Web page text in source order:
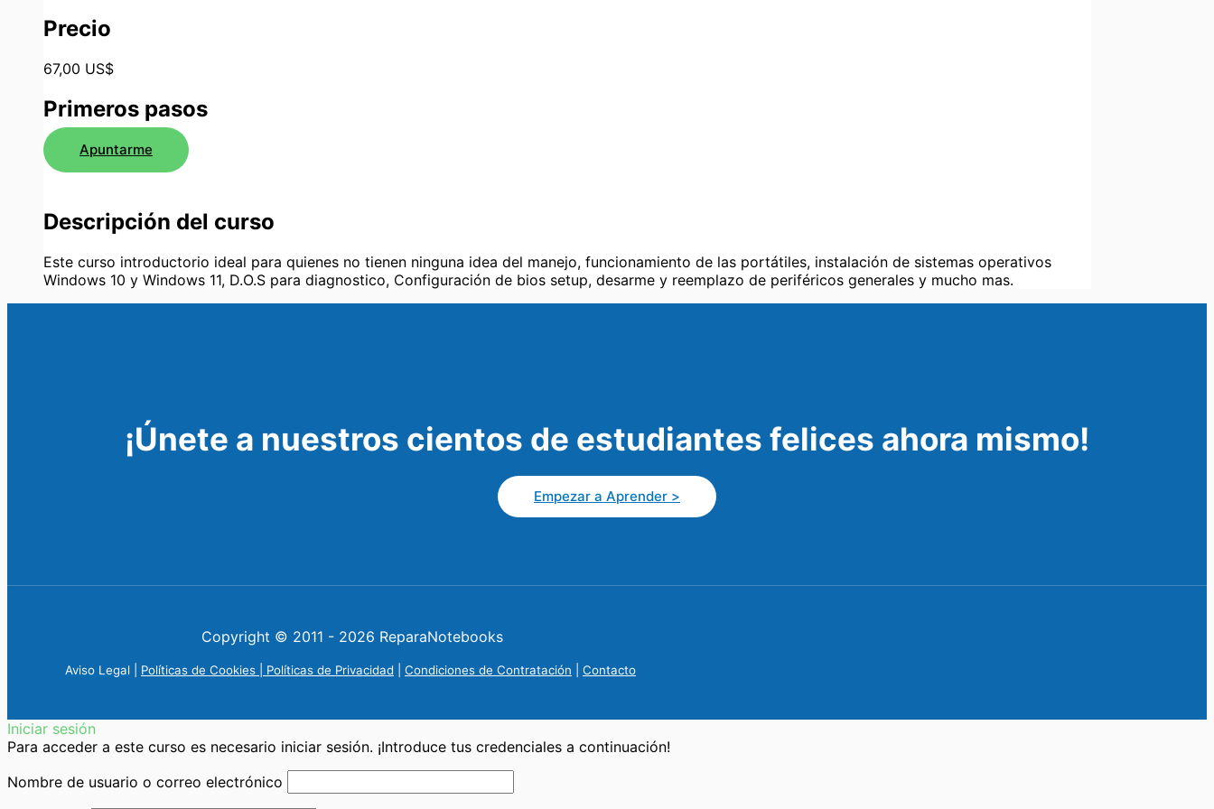
Precio
67,00 US$
Primeros pasos
Apuntarme
Descripción del curso
Este curso introductorio ideal para quienes no tienen ninguna idea del manejo, funcionamiento de las portátiles, instalación de sistemas operativos
Windows 10 y Windows 11, D.O.S para diagnostico, Configuración de bios setup, desarme y reemplazo de periféricos generales y mucho mas.
¡Únete a nuestros cientos de estudiantes felices ahora mismo!
Empezar a Aprender >
Copyright © 2011 - 2026 ReparaNotebooks
Aviso Legal Políticas de Cookies | Políticas de Privacidad Condiciones de Contratación Contacto
Iniciar sesión
Para acceder a este curso es necesario iniciar sesión. ¡Introduce tus credenciales a continuación!
Nombre de usuario o correo electrónico